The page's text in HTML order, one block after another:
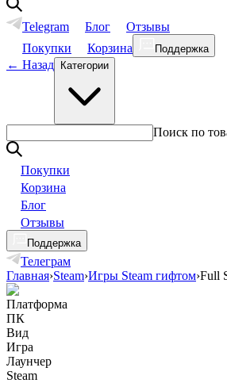
Telegram Блог
Отзывы
Покупки
Корзина Поддержка
← Назад Категории
Поиск по
Покупки
Корзина
Блог
Отзывы
Поддержка
Телеграм
Главная›Steam›Игры Steam гифтом›Full
Платформа
ПК
Вид
Игра
Лаунчер
Steam